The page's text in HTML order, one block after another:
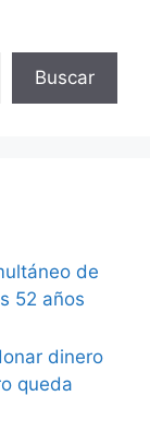
Buscar
de
52 años
dinero
queda